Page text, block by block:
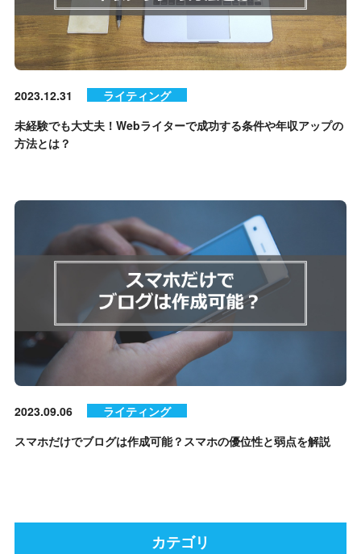
2023.12.31
ライティング
未経験でも大丈夫！Webライターで成功する条件や年収アップの
方法とは？
2023.09.06
ライティング
スマホだけでブログは作成可能？スマホの優位性と弱点を解説
カテゴリ